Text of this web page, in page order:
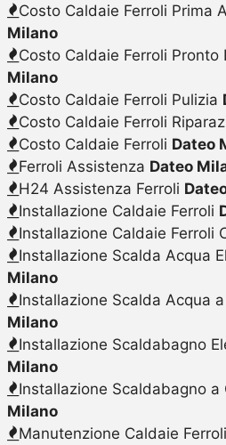
Costo Caldaie Ferroli Prima
Milano
Costo Caldaie Ferroli Pronto
Milano
Costo Caldaie Ferroli Pulizia
Costo Caldaie Ferroli
Costo Caldaie Ferroli Dateo
Ferroli Assistenza Dateo
H24 Assistenza Ferroli
Installazione Caldaie Ferroli
Installazione Caldaie Ferroli
Installazione Scalda Acqua
Milano
Installazione Scalda Acqua
Milano
Installazione Scaldabagno
Milano
Installazione Scaldabagno a
Milano
Manutenzione Caldaie Ferroli